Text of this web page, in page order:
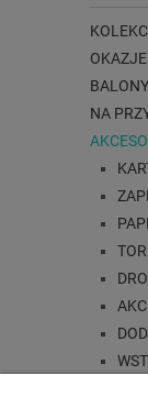
OKAZJE
BALONY
NA